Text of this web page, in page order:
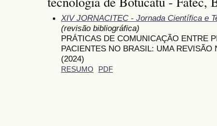
XIV JORNACITEC - Jornada Científica e
(revisão bibliográfica)
PRÁTICAS DE COMUNICAÇÃO ENTRE
PACIENTES NO BRASIL: UMA REVISÃO
(2024)
RESUMO PDF